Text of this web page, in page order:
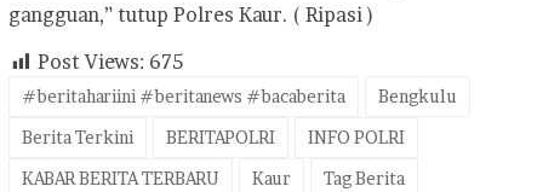
gangguan,” tutup Polres Kaur. ( Ripasi )
Post Views: 675
#beritahariini #beritanews #bacaberita
Bengkulu
Berita Terkini
BERITAPOLRI
INFO POLRI
KABAR BERITA TERBARU
Kaur Tag Berita